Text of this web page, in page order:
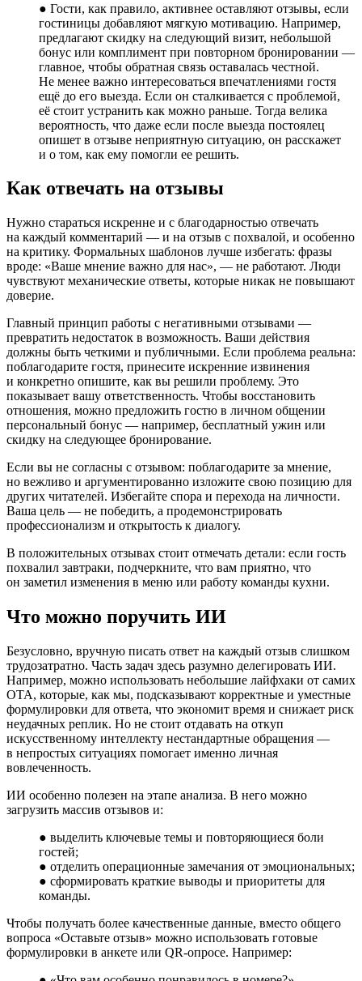
● Гости, как правило, активнее оставляют отзывы, если
гостиницы добавляют мягкую мотивацию. Например,
предлагают скидку на следующий визит, небольшой
бонус или комплимент при повторном бронировании —
главное, чтобы обратная связь оставалась честной.
Не менее важно интересоваться впечатлениями гостя
ещё до его выезда. Если он сталкивается с проблемой,
её стоит устранить как можно раньше. Тогда велика
вероятность, что даже если после выезда постоялец
опишет в отзыве неприятную ситуацию, он расскажет
и о том, как ему помогли ее решить.
Как отвечать на отзывы
Нужно стараться искренне и с благодарностью отвечать
на каждый комментарий — и на отзыв с похвалой, и особенно
на критику. Формальных шаблонов лучше избегать: фразы
вроде: «Ваше мнение важно для нас», — не работают. Люди
чувствуют механические ответы, которые никак не повышают
доверие.
Главный принцип работы с негативными отзывами —
превратить недостаток в возможность. Ваши действия
должны быть четкими и публичными. Если проблема реальна:
поблагодарите гостя, принесите искренние извинения
и конкретно опишите, как вы решили проблему. Это
показывает вашу ответственность. Чтобы восстановить
отношения, можно предложить гостю в личном общении
персональный бонус — например, бесплатный ужин или
скидку на следующее бронирование.
Если вы не согласны с отзывом: поблагодарите за мнение,
но вежливо и аргументированно изложите свою позицию для
других читателей. Избегайте спора и перехода на личности.
Ваша цель — не победить, а продемонстрировать
профессионализм и открытость к диалогу.
В положительных отзывах стоит отмечать детали: если гость
похвалил завтраки, подчеркните, что вам приятно, что
он заметил изменения в меню или работу команды кухни.
Что можно поручить ИИ
Безусловно, вручную писать ответ на каждый отзыв слишком
трудозатратно. Часть задач здесь разумно делегировать ИИ.
Например, можно использовать небольшие лайфхаки от самих
ОТА, которые, как мы, подсказывают корректные и уместные
формулировки для ответа, что экономит время и снижает риск
неудачных реплик. Но не стоит отдавать на откуп
искусственному интеллекту нестандартные обращения —
в непростых ситуациях помогает именно личная
вовлеченность.
ИИ особенно полезен на этапе анализа. В него можно
загрузить массив отзывов и:
● выделить ключевые темы и повторяющиеся боли
гостей;
● отделить операционные замечания от эмоциональных;
● сформировать краткие выводы и приоритеты для
команды.
Чтобы получать более качественные данные, вместо общего
вопроса «Оставьте отзыв» можно использовать готовые
формулировки в анкете или QR-опросе. Например: